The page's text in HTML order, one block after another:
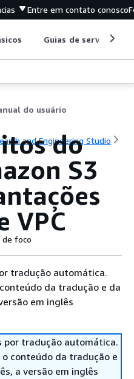
Entre em contato conosco
Guias de serviço
do usuário
and Engineering Studio
do
S3
VPC
de foco
tradução automática.
da tradução e da
em inglês
por tradução automática.
conteúdo da tradução e
a versão em inglês